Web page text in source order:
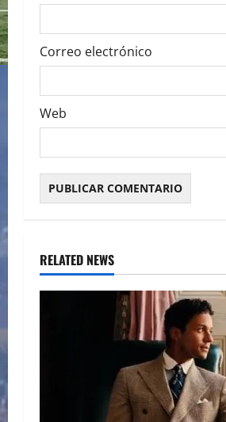
Correo electrónico
Web
RELATED NEWS